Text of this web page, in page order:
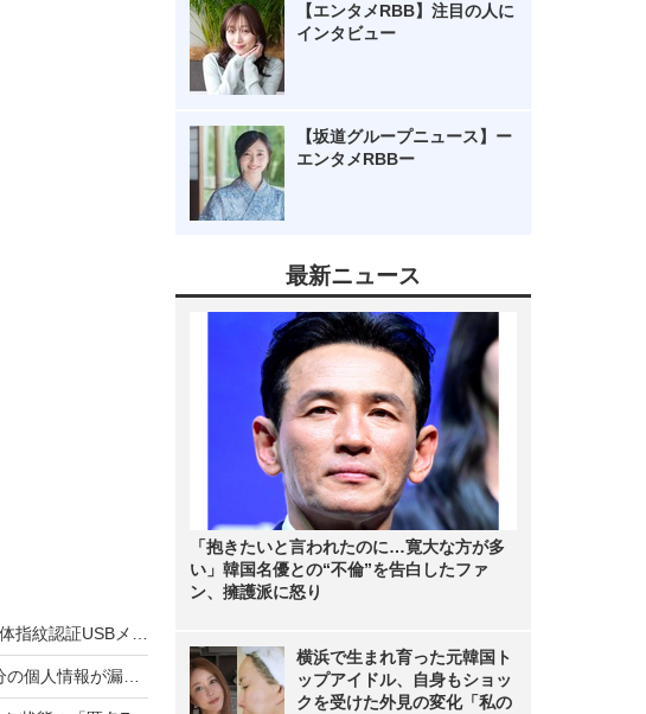
【エンタメRBB】注目の人に
インタビュー
【坂道グループニュース】ー
エンタメRBBー
最新ニュース
「抱きたいと言われたのに…寛大な方が多
い」韓国名優との“不倫”を告白したファ
ン、擁護派に怒り
横浜で生まれ育った元韓国ト
ップアイドル、自身もショッ
クを受けた外見の変化「私の